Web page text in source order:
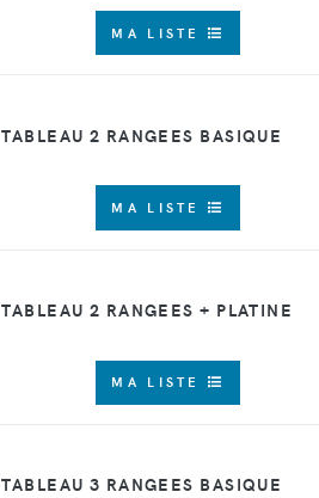
MA LISTE
TABLEAU 2 RANGEES BASIQUE
MA LISTE
TABLEAU 2 RANGEES + PLATINE
MA LISTE
TABLEAU 3 RANGEES BASIQUE